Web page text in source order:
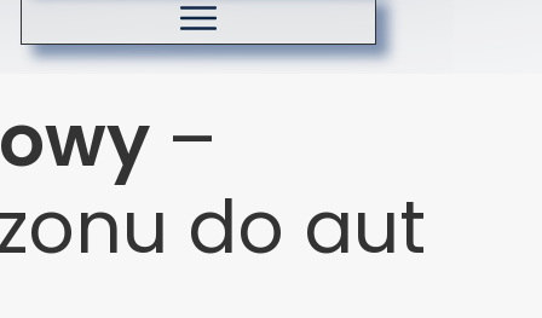
Koszty dostawy
–
do aut